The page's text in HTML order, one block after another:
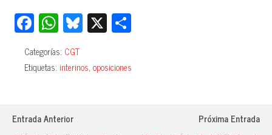
10794 Resolución de 31 de
agosto de 2017, del
Ayuntamiento de Zaragoza,
referente a la…
Fa
ce
bo
ok
W
ha
ts
A
pp
Bl
ue
sk
y
X
rti
Categorías: CGT
Etiquetas: interinos, oposiciones
Entrada Anterior
Próxima Entrada